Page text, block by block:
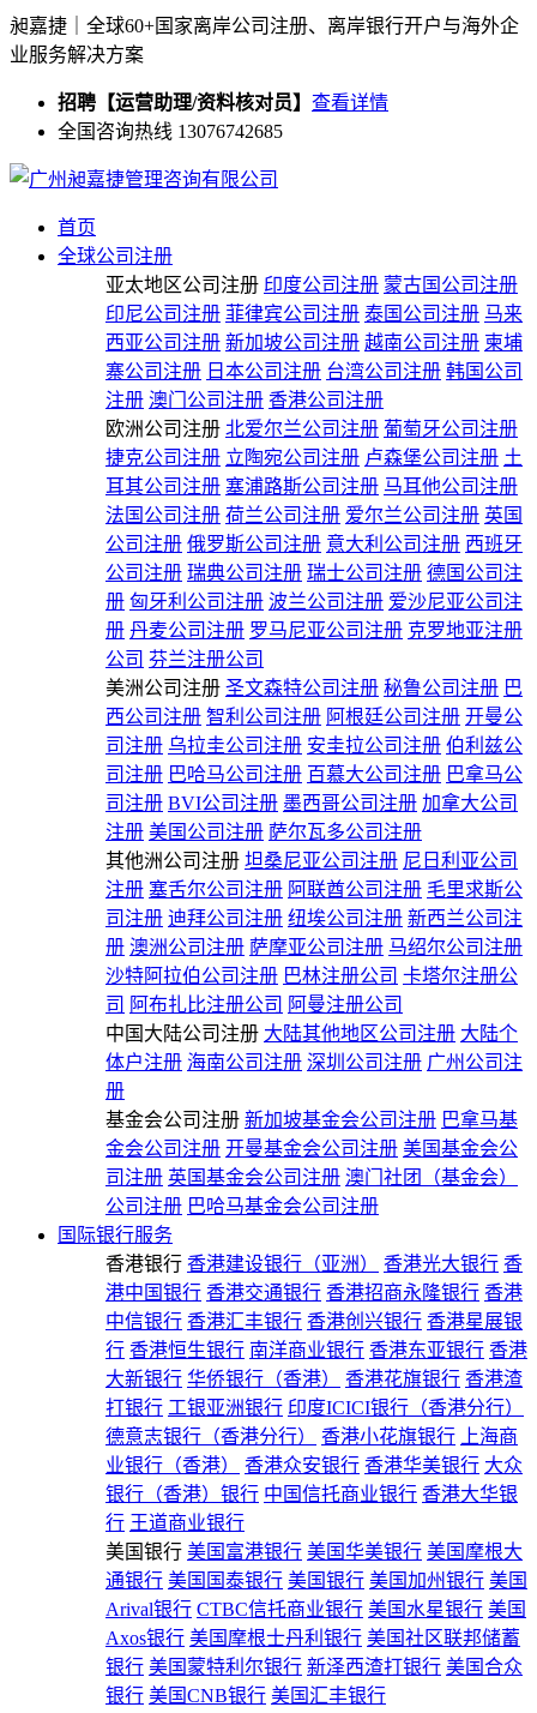
昶嘉捷｜全球60+国家离岸公司注册、离岸银行开户与海外企
业服务解决方案
招聘【运营助理/资料核对员】 查看详情
全国咨询热线 13076742685
首页
全球公司注册
亚太地区公司注册 印度公司注册 蒙古国公司注册
印尼公司注册 菲律宾公司注册 泰国公司注册 马来
西亚公司注册 新加坡公司注册 越南公司注册 柬埔
寨公司注册 日本公司注册 台湾公司注册 韩国公司
注册 澳门公司注册 香港公司注册
欧洲公司注册 北爱尔兰公司注册 葡萄牙公司注册
捷克公司注册 立陶宛公司注册 卢森堡公司注册 土
耳其公司注册 塞浦路斯公司注册 马耳他公司注册
法国公司注册 荷兰公司注册 爱尔兰公司注册 英国
公司注册 俄罗斯公司注册 意大利公司注册 西班牙
公司注册 瑞典公司注册 瑞士公司注册 德国公司注
册 匈牙利公司注册 波兰公司注册 爱沙尼亚公司注
册 丹麦公司注册 罗马尼亚公司注册 克罗地亚注册
公司 芬兰注册公司
美洲公司注册 圣文森特公司注册 秘鲁公司注册 巴
西公司注册 智利公司注册 阿根廷公司注册 开曼公
司注册 乌拉圭公司注册 安圭拉公司注册 伯利兹公
司注册 巴哈马公司注册 百慕大公司注册 巴拿马公
司注册 BVI公司注册 墨西哥公司注册 加拿大公司
注册 美国公司注册 萨尔瓦多公司注册
其他洲公司注册 坦桑尼亚公司注册 尼日利亚公司
注册 塞舌尔公司注册 阿联酋公司注册 毛里求斯公
司注册 迪拜公司注册 纽埃公司注册 新西兰公司注
册 澳洲公司注册 萨摩亚公司注册 马绍尔公司注册
沙特阿拉伯公司注册 巴林注册公司 卡塔尔注册公
司 阿布扎比注册公司 阿曼注册公司
中国大陆公司注册 大陆其他地区公司注册 大陆个
体户注册 海南公司注册 深圳公司注册 广州公司注
册
基金会公司注册 新加坡基金会公司注册 巴拿马基
金会公司注册 开曼基金会公司注册 美国基金会公
司注册 英国基金会公司注册 澳门社团（基金会）
公司注册 巴哈马基金会公司注册
国际银行服务
香港银行 香港建设银行（亚洲） 香港光大银行 香
港中国银行 香港交通银行 香港招商永隆银行 香港
中信银行 香港汇丰银行 香港创兴银行 香港星展银
行 香港恒生银行 南洋商业银行 香港东亚银行 香港
大新银行 华侨银行（香港） 香港花旗银行 香港渣
打银行 工银亚洲银行 印度ICICI银行（香港分行）
德意志银行（香港分行）
香港小花旗银行
上海商
业银行（香港）
香港众安银行 香港华美银行 大众
银行（香港）银行 中国信托商业银行 香港大华银
行 王道商业银行
美国银行 美国富港银行 美国华美银行 美国摩根大
通银行 美国国泰银行 美国银行 美国加州银行 美国
Arival银行 CTBC信托商业银行 美国水星银行 美国
Axos银行 美国摩根士丹利银行 美国社区联邦储蓄
银行 美国蒙特利尔银行 新泽西渣打银行 美国合众
银行 美国CNB银行 美国汇丰银行